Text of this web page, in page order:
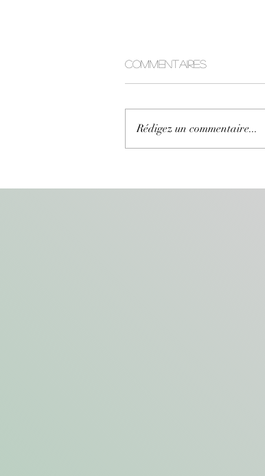
Les sylphes
Commentaires
Rédigez un commentaire...